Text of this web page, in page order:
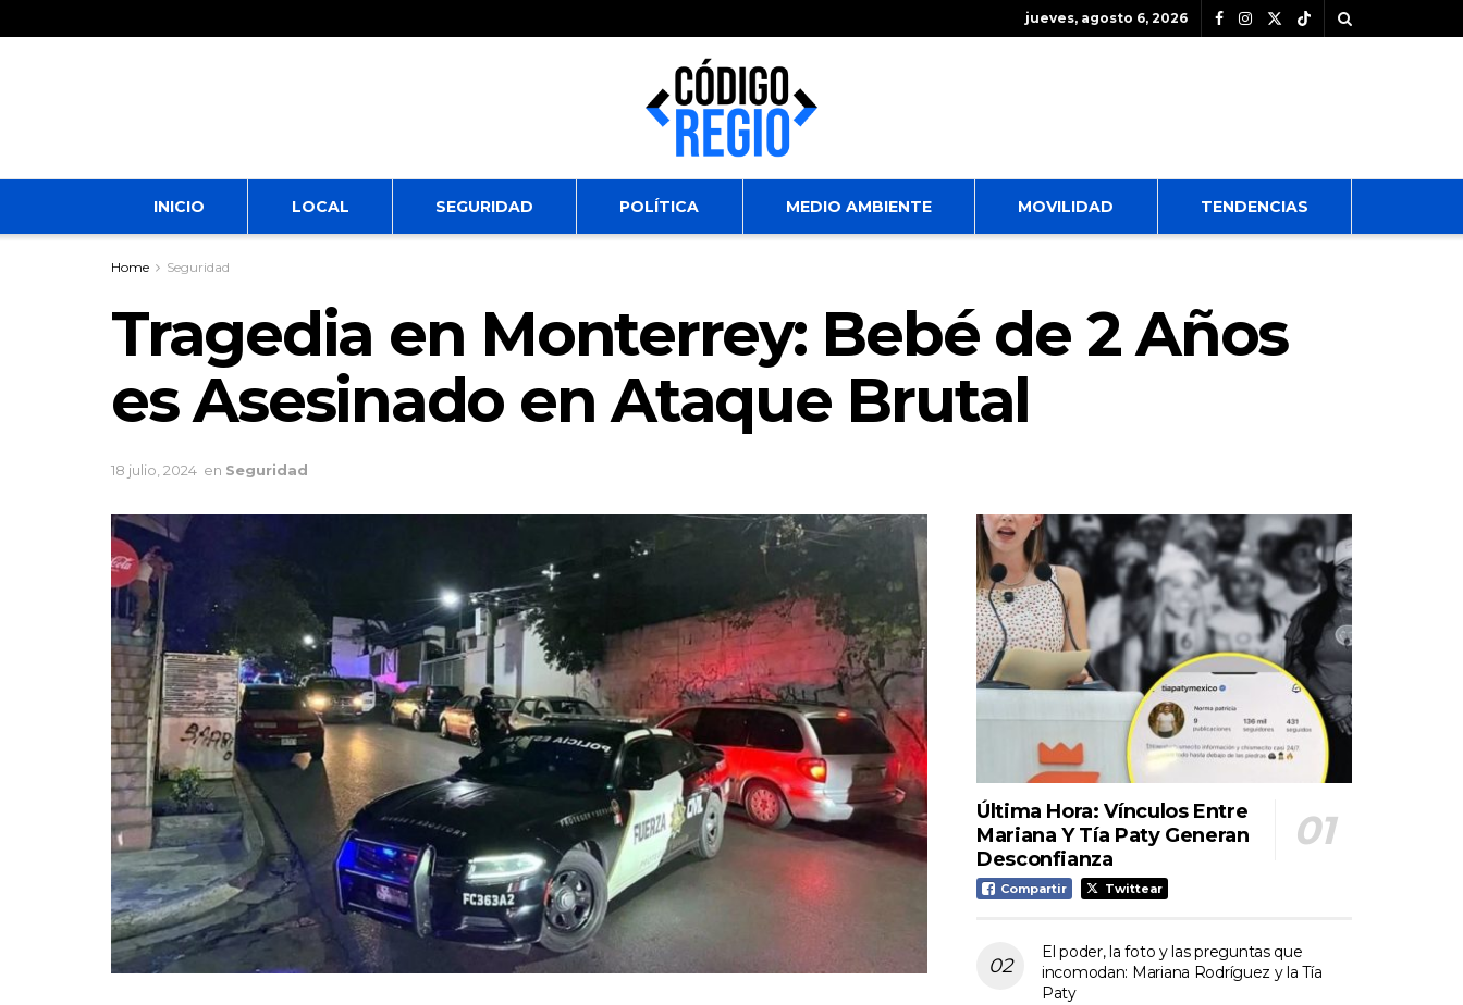
jueves, agosto 6, 2026
INICIO LOCAL SEGURIDAD POLÍTICA MEDIO AMBIENTE MOVILIDAD TENDENCIAS
Home Seguridad
Tragedia en Monterrey: Bebé de 2 Años
es Asesinado en Ataque Brutal
18 julio, 2024 en Seguridad
Última Hora: Vínculos Entre
Mariana Y Tía Paty Generan
Desconfianza
Compartir Twittear
El poder, la foto y las preguntas que
incomodan: Mariana Rodríguez y la Tía
Paty